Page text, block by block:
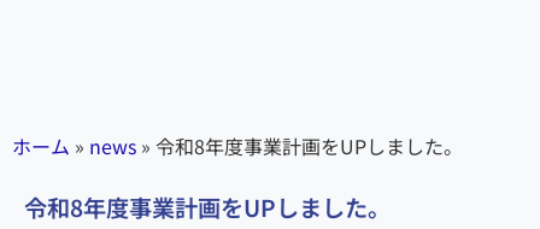
ホーム » news » 令和8年度事業計画をUPしました。
令和8年度事業計画をUPしました。